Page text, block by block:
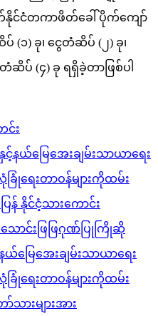
င်ငံတကာဖိတ်ခေါ် ပိုက်ကျော်
ပ် (၁) ခု၊ ငွေတံဆိပ် (၂) ခု၊
ဆိပ် (၄) ခု ရရှိခဲ့တာဖြစ်ပါ
င်း
နယ်မြေအေးချမ်းသာယာရေး
ရေးတာဝန်များကိုထမ်း
နိုင်ငံ့သားကောင်း
သောင်းဖြဖြဂုဏ်ပြုကြိုဆို
မြေအေးချမ်းသာယာရေး
ရေးတာဝန်များကိုထမ်း
ားများအား